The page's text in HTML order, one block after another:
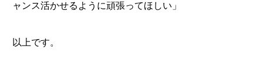
ャンス活かせるように頑張ってほしい」
以上です。